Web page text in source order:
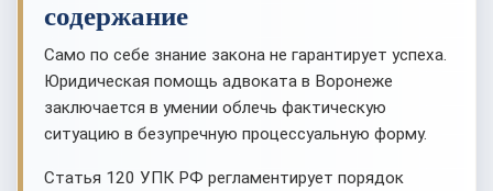
содержание
Само по себе знание закона не гарантирует успеха.
Юридическая помощь адвоката в Воронеже
заключается в умении облечь фактическую
ситуацию в безупречную процессуальную форму.
Статья 120 УПК РФ регламентирует порядок